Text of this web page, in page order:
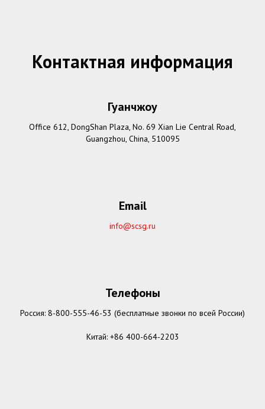
Контактная информация
Гуанчжоу
Оffice 612, DongShan Plaza, No. 69 Xian Lie Central Road,
Guangzhou, China, 510095
Email
info@scsg.ru
Телефоны
Россия: 8-800-555-46-53 (бесплатные звонки по всей России)
Китай: +86 400-664-2203